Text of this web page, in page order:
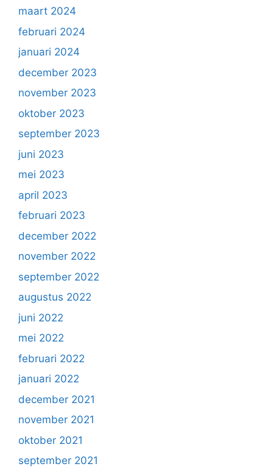
maart 2024
februari 2024
januari 2024
december 2023
november 2023
oktober 2023
september 2023
juni 2023
mei 2023
april 2023
februari 2023
december 2022
november 2022
september 2022
augustus 2022
juni 2022
mei 2022
februari 2022
januari 2022
december 2021
november 2021
oktober 2021
september 2021